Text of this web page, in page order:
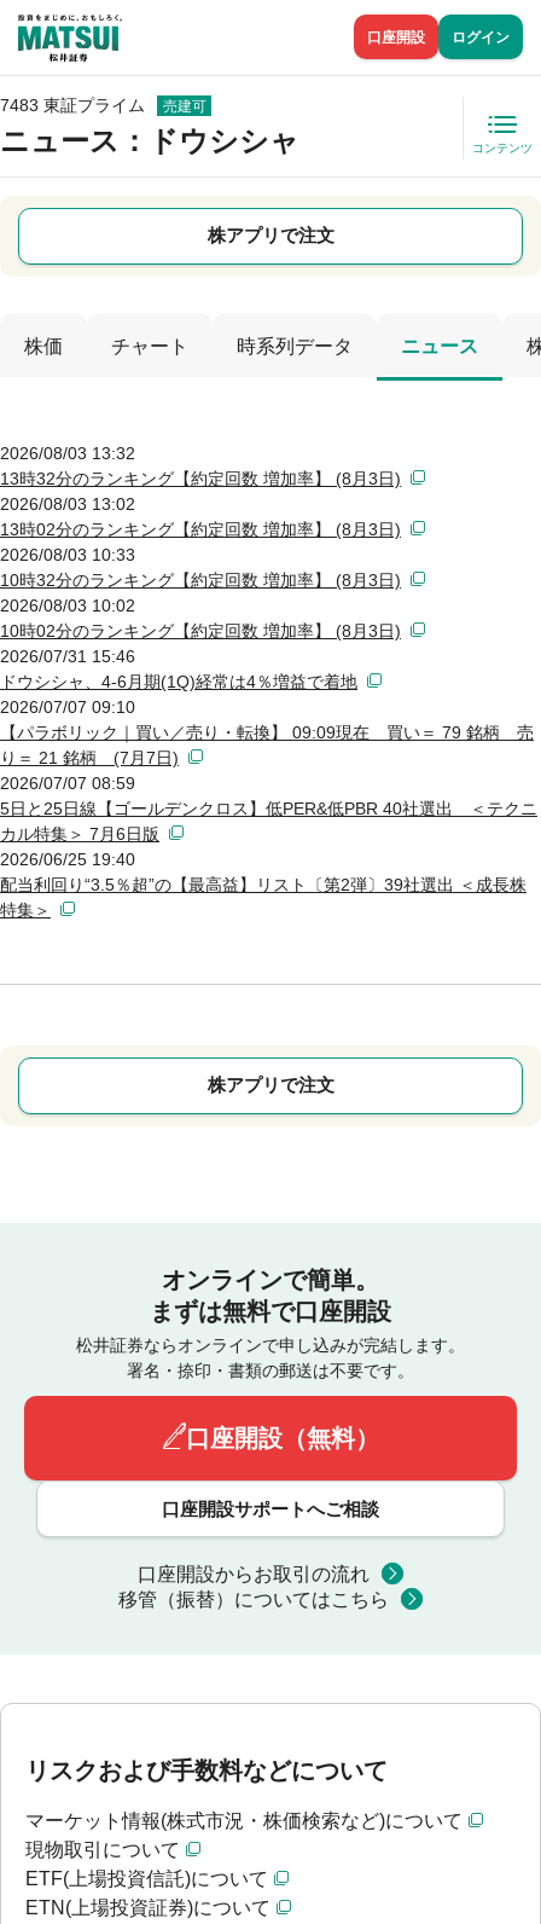
口座開設 ログイン
7483 東証プライム 売建可
ニュース ：ドウシシャ コンテンツ
株アプリで注文
株価 チャート 時系列データ ニュース
2026/08/03 13:32
13時32分のランキング【約定回数 増加率】 (8月3日)
2026/08/03 13:02
13時02分のランキング【約定回数 増加率】 (8月3日)
2026/08/03 10:33
10時32分のランキング【約定回数 増加率】 (8月3日)
2026/08/03 10:02
10時02分のランキング【約定回数 増加率】 (8月3日)
2026/07/31 15:46
ドウシシャ、4-6月期(1Q)経常は4％増益で着地
2026/07/07 09:10
【パラボリック｜買い／売り・転換】 09:09現在 買い＝ 79 銘柄 売
り＝ 21 銘柄 (7月7日)
2026/07/07 08:59
5日と25日線【ゴールデンクロス】低PER&低PBR 40社選出 ＜テクニ
カル特集＞ 7月6日版
2026/06/25 19:40
配当利回り“3.5％超”の【最高益】リスト〔第2弾〕39社選出 ＜成長株
特集＞
株アプリで注文
オンラインで簡単。
まずは無料で口座開設
松井証券ならオンラインで申し込みが完結します。
署名・捺印・書類の郵送は不要です。
口座開設（無料）
口座開設サポートへご相談
口座開設からお取引の流れ
移管（振替）についてはこちら
リスクおよび手数料などについて
マーケット情報(株式市況・株価検索など)について
現物取引について
ETF(上場投資信託)について
ETN(上場投資証券)について